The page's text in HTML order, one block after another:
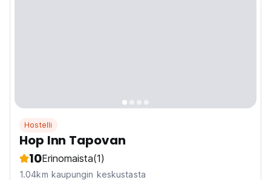
Hostelli
Hop Inn Tapovan
10Erinomaista(1)
1.04km kaupungin keskustasta